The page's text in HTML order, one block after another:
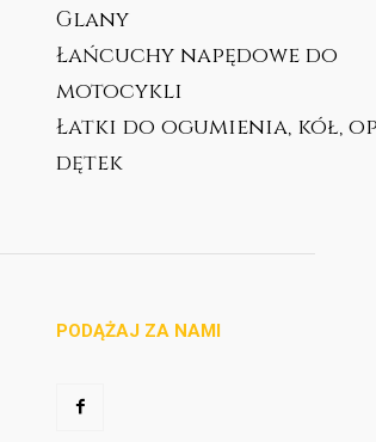
Glany
Łańcuchy napędowe do
motocykli
Łatki do ogumienia, kół,
dętek
PODĄŻAJ ZA NAMI